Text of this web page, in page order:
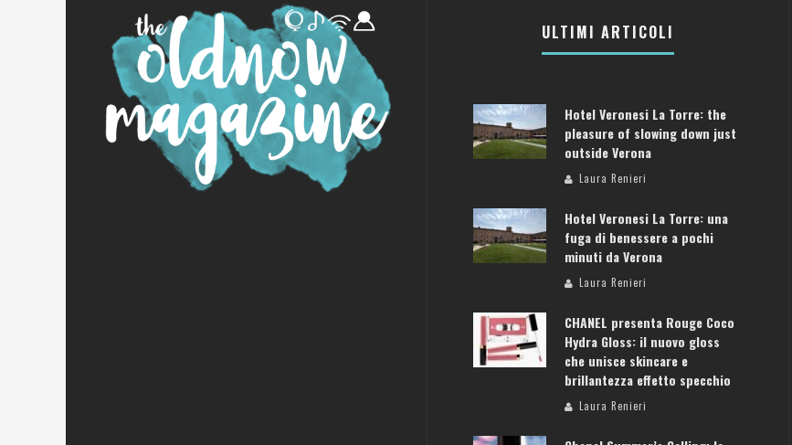
ULTIMI ARTICOLI
Hotel Veronesi La Torre: the
pleasure of slowing down just
outside Verona
Laura Renieri
Hotel Veronesi La Torre: una
fuga di benessere a pochi
minuti da Verona
Laura Renieri
CHANEL presenta Rouge Coco
Hydra Gloss: il nuovo gloss
che unisce skincare e
brillantezza effetto specchio
Laura Renieri
ATENE: GUIDA PER IL WEEKEND PERFETTO